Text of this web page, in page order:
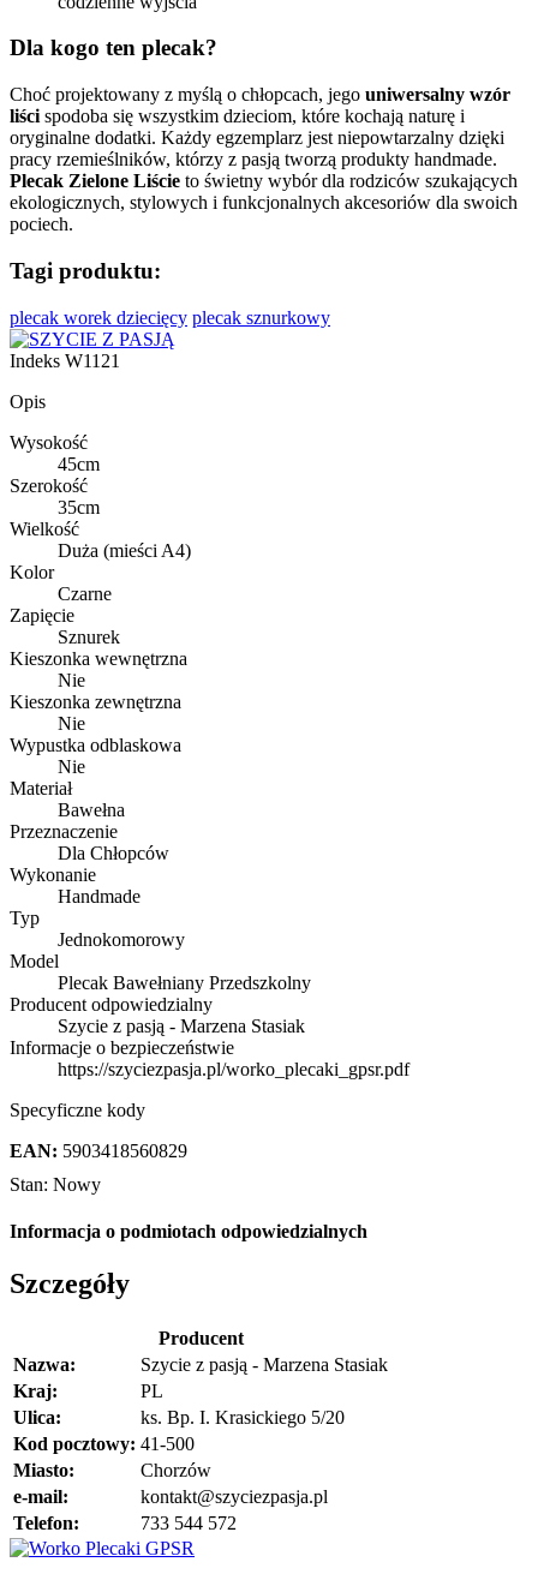
Dla kogo ten plecak?
Choć projektowany z myślą o chłopcach, jego uniwersalny wzór
liści spodoba się wszystkim dzieciom, które kochają naturę i
oryginalne dodatki. Każdy egzemplarz jest niepowtarzalny dzięki
pracy rzemieślników, którzy z pasją tworzą produkty handmade.
Plecak Zielone Liście to świetny wybór dla rodziców szukających
ekologicznych, stylowych i funkcjonalnych akcesoriów dla swoich
pociech.
Tagi produktu:
plecak worek dziecięcy plecak sznurkowy
Indeks W1121
Opis
Wysokość
45cm
Szerokość
35cm
Wielkość
Duża (mieści A4)
Kolor
Czarne
Zapięcie
Sznurek
Kieszonka wewnętrzna
Nie
Kieszonka zewnętrzna
Nie
Wypustka odblaskowa
Nie
Materiał
Bawełna
Przeznaczenie
Dla Chłopców
Wykonanie
Handmade
Typ
Jednokomorowy
Model
Plecak Bawełniany Przedszkolny
Producent odpowiedzialny
Szycie z pasją - Marzena Stasiak
Informacje o bezpieczeństwie
https://szyciezpasja.pl/worko_plecaki_gpsr.pdf
Specyficzne kody
EAN: 5903418560829
Stan: Nowy
Informacja o podmiotach odpowiedzialnych
Szczegóły
Producent
Nazwa:
Szycie z pasją - Marzena Stasiak
Kraj:
PL
Ulica:
ks. Bp. I. Krasickiego 5/20
Kod pocztowy: 41-500
Miasto:
Chorzów
e-mail:
kontakt@szyciezpasja.pl
Telefon:
733 544 572